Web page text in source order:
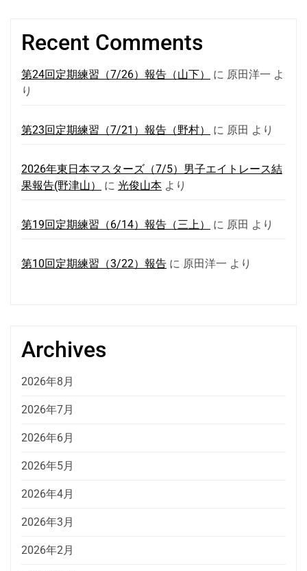
Recent Comments
第24回定期練習（7/26）報告（山下） に 原田洋一 よ
り
第23回定期練習（7/21）報告（野村） に 原田 より
2026年東日本マスターズ（7/5）男子エイトレース結
果報告(野津山）
に 光俊山本 より
第19回定期練習（6/14）報告（三上） に 原田 より
第10回定期練習（3/22）報告 に 原田洋一 より
Archives
2026年8月
2026年7月
2026年6月
2026年5月
2026年4月
2026年3月
2026年2月